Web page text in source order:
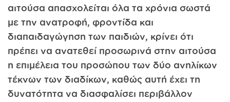
αιτούσα απασχολείται όλα τα χρόνια σωστά
με την ανατροφή, φροντίδα και
διαπαιδαγώγηση των παιδιών, κρίνει ότι
πρέπει να ανατεθεί προσωρινά στην αιτούσα
η επιμέλεια του προσώπου των δύο ανηλίκων
τέκνων των διαδίκων, καθώς αυτή έχει τη
δυνατότητα να διασφαλίσει περιβάλλον